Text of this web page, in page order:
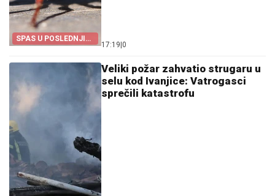
SPAS U POSLEDNJI
ČAS
17:19 0
Veliki požar zahvatio strugaru u
selu kod Ivanjice: Vatrogasci
sprečili katastrofu